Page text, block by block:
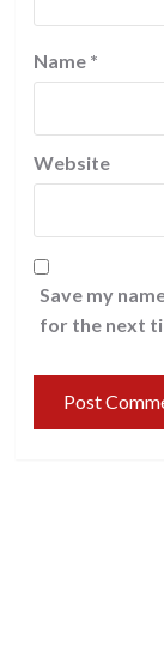
Name *
Website
Save my
for the next